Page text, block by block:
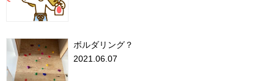
ボルダリング？
2021.06.07